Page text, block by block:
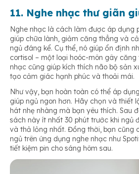
11. Nghe nhạc thư giãn
Nghe nhạc là cách làm được áp dụng
giúp chữa lành, giảm căng thẳng và
ngủ đáng kể. Cụ thể, nó giúp ổn định
cortisol – một loại hoóc-môn gây
nhạc cũng giúp kích thích não bộ sản
tạo cảm giác hạnh phúc và thoải mái.
Như vậy, bạn hoàn toàn có thể áp
giúp ngủ ngon hơn. Hãy chọn và thiết
hát nhẹ nhàng mà bạn yêu thích. Sau
sách này ít nhất 30 phút trước khi ngủ
và thả lỏng nhất. Đồng thời, bạn cũng
ngủ trên ứng dụng nghe nhạc như
tiết kiệm pin cho sáng hôm sau.